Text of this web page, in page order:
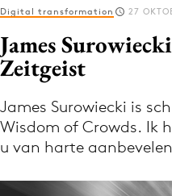
Log in
Volg het laatste
Digital transformation 27
James
Zeitgeist
James Surowiecki is
Wisdom of Crowds. Ik
u van harte